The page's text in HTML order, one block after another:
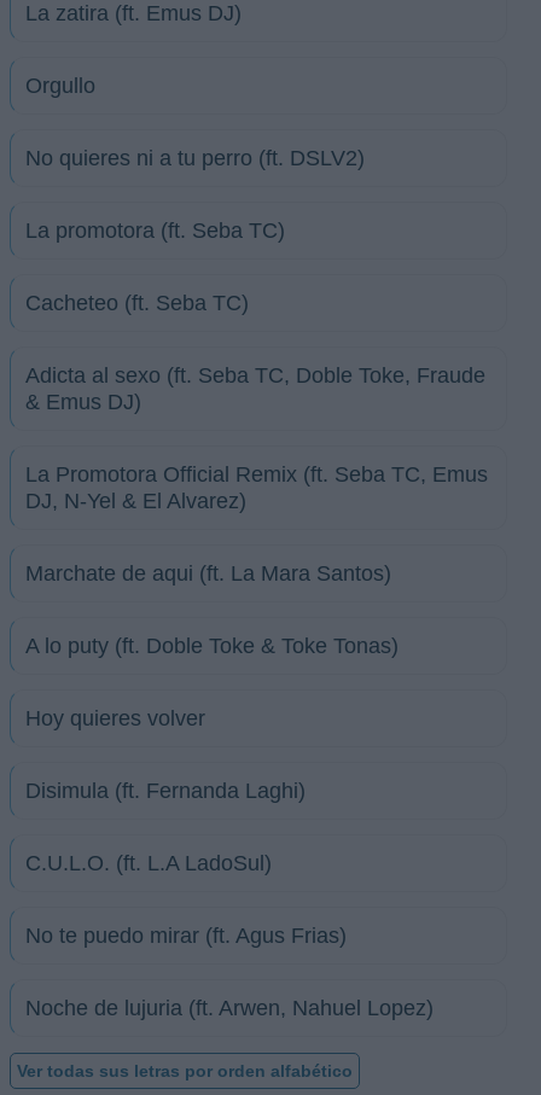
La zatira (ft. Emus DJ)
Orgullo
No quieres ni a tu perro (ft. DSLV2)
La promotora (ft. Seba TC)
Cacheteo (ft. Seba TC)
Adicta al sexo (ft. Seba TC, Doble Toke, Fraude
& Emus DJ)
La Promotora Official Remix (ft. Seba TC, Emus
DJ, N-Yel & El Alvarez)
Marchate de aqui (ft. La Mara Santos)
A lo puty (ft. Doble Toke & Toke Tonas)
Hoy quieres volver
Disimula (ft. Fernanda Laghi)
C.U.L.O. (ft. L.A LadoSul)
No te puedo mirar (ft. Agus Frias)
Noche de lujuria (ft. Arwen, Nahuel Lopez)
Ver todas sus letras por orden alfabético